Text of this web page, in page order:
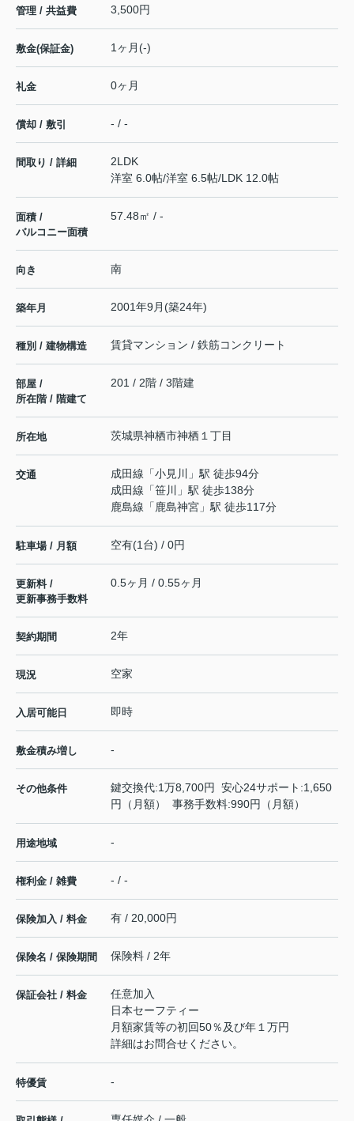
管理 / 共益費 3,500円
敷金(保証金) 1ヶ月(-)
礼金 0ヶ月
償却 / 敷引 - / -
間取り / 詳細
2LDK
洋室 6.0帖/洋室 6.5帖/LDK 12.0帖
面積 /
バルコニー面積
57.48㎡ / -
向き 南
築年月 2001年9月(築24年)
種別 / 建物構造 賃貸マンション / 鉄筋コンクリート
部屋 /
所在階 / 階建て
201 / 2階 / 3階建
所在地 茨城県神栖市神栖 １丁目
交通 成田線 「小見川
」駅 徒歩94分
成田線 「笹川
」駅 徒歩138分
鹿島線 「 鹿島神宮 」駅 徒歩117分
駐車場 / 月額 空有(1台) / 0円
更新料 /
更新事務手数料
0.5ヶ月 / 0.55ヶ月
契約期間 2年
現況 空家
入居可能日 即時
敷金積み増し -
その他条件
鍵交換代:1万8,700円 安心24サポート:1,650
円（月額） 事務手数料:990円（月額）
用途地域 -
権利金 / 雑費 - / -
保険加入 / 料金 有 / 20,000円
保険名 / 保険期間 保険料 / 2年
保証会社 / 料金
任意加入
日本セーフティー
月額家賃等の初回50％及び年１万円
詳細はお問合せください。
特優賃 -